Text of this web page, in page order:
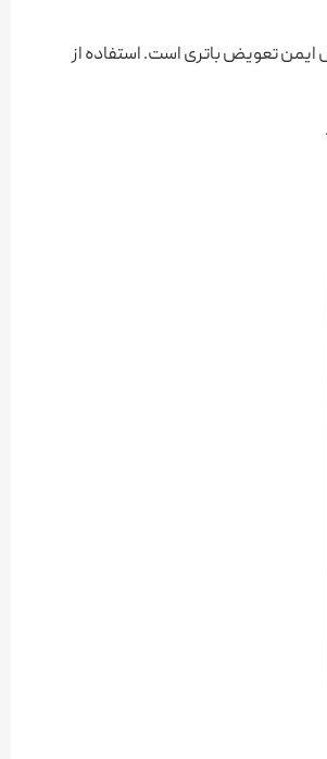
ایمن تعویض باتری است. استفاده از